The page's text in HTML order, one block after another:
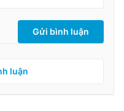
Gửi bình luận
luận